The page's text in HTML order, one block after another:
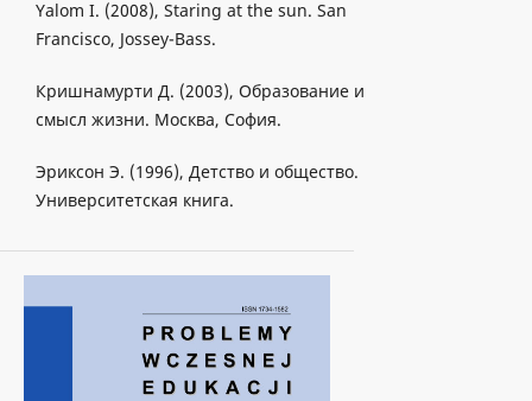
Yalom I. (2008), Staring at the sun. San
Francisco, Jossey-Bass.
Кришнамурти Д. (2003), Образование и
смысл жизни. Москва, София.
Эриксон Э. (1996), Детство и общество.
Университетская книга.